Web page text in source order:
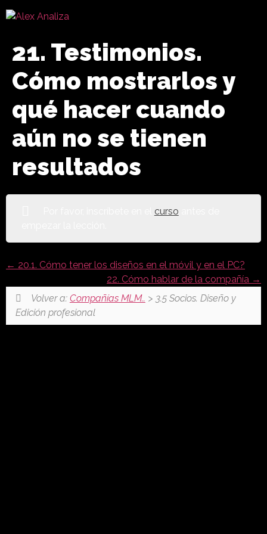
21. Testimonios.
Cómo mostrarlos y
qué hacer cuando
aún no se tienen
resultados
curso
20.1. Cómo tener los diseños en el móvil y en el PC?
22. Cómo hablar de la compañía
Volver a: Compañías MLM.. > 3.5 Socios. Diseño y
Edición profesional